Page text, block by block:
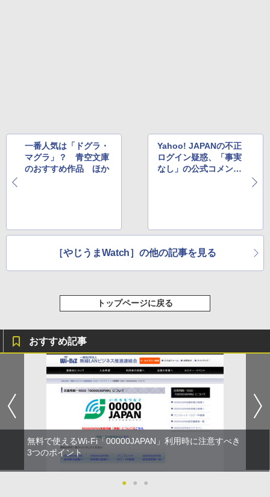
一番人気は「ドグラ・
マグラ」？ 青空文庫
のおすすめ作品 ほか
Yahoo! JAPANの不正
ログイン疑惑、「事実
なし」の公式コメント
［やじうまWatch］の他の記事を見る
トップページに戻る
おすすめ記事
無料で使えるWi-Fi「00000JAPAN」利用時に注意すべき
3つのポイント
● ● ●